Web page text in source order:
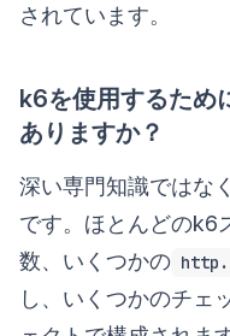
されています。
k6を使用するた
ありますか？
深い専門知識ではな
です。ほとんどのk6
数、いくつかの
し、いくつかのチェ